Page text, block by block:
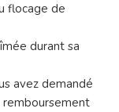
flocage de
durant sa
avez demandé
remboursement